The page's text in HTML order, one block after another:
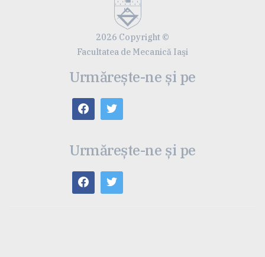
2026 Copyright ©
Facultatea de Mecanică Iaşi
Urmărește-ne și pe
Urmărește-ne și pe